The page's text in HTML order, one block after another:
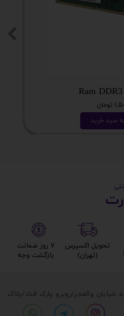
Ram
سبد خرید
والفجر/روبرو پارک قناد/پلاک
۷ روز ضمانت
بازگشت وجه​​​​​​​
تحویل اکسپرس
(تهران)​​​​​​​